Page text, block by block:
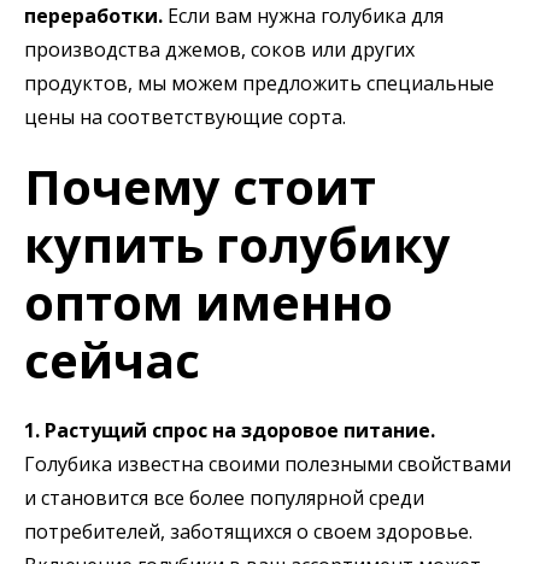
переработки. Если вам нужна голубика для
производства джемов, соков или других
продуктов, мы можем предложить специальные
цены на соответствующие сорта.
Почему стоит
купить голубику
оптом именно
сейчас
1. Растущий спрос на здоровое питание.
Голубика известна своими полезными свойствами
и становится все более популярной среди
потребителей, заботящихся о своем здоровье.